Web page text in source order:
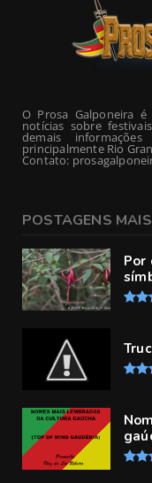
O Prosa Galponeira
notícias sobre
demais
principalmente Rio
Contato:
POSTAGENS
Por